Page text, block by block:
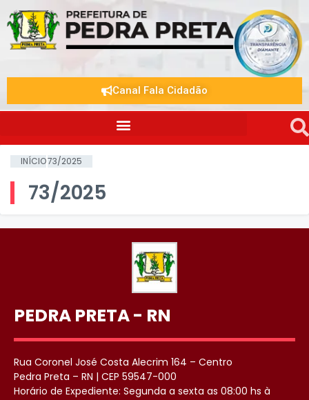
Canal Fala Cidadão
INÍCIO73/2025
73/2025
PEDRA PRETA - RN
Rua Coronel José Costa Alecrim 164 – Centro
Pedra Preta – RN | CEP 59547-000
Horário de Expediente: Segunda a sexta as 08:00 hs à